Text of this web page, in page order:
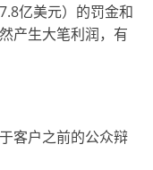
亿美元）的罚金和
产生大笔利润，有
客户之前的公众辩